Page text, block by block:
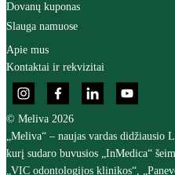
Dovanų kuponas
Slauga namuose
Apie mus
Kontaktai ir rekvizitai
© Meliva 2026
„Meliva“ – naujas vardas didžiausio
kurį sudaro buvusios „InMedica“
„VIC odontologijos klinikos“,